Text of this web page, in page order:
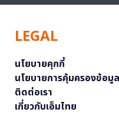
LEGAL
นโยบายคุกกี้
นโยบายการคุ้มครองข้อมู
ติดต่อเรา
เกี่ยวกับเอ็มไทย